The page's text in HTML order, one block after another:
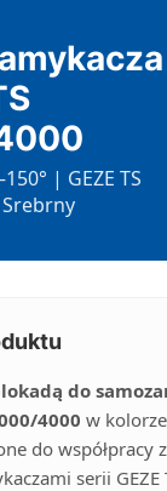
| GEZE TS
do
4000 w
do współpracy z
serii GEZE